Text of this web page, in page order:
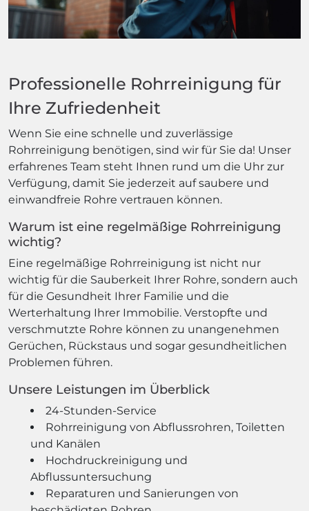
Professionelle Rohrreinigung für
Ihre Zufriedenheit
Wenn Sie eine schnelle und zuverlässige
Rohrreinigung benötigen, sind wir für Sie da! Unser
erfahrenes Team steht Ihnen rund um die Uhr zur
Verfügung, damit Sie jederzeit auf saubere und
einwandfreie Rohre vertrauen können.
Warum ist eine regelmäßige Rohrreinigung
wichtig?
Eine regelmäßige Rohrreinigung ist nicht nur
wichtig für die Sauberkeit Ihrer Rohre, sondern auch
für die Gesundheit Ihrer Familie und die
Werterhaltung Ihrer Immobilie. Verstopfte und
verschmutzte Rohre können zu unangenehmen
Gerüchen, Rückstaus und sogar gesundheitlichen
Problemen führen.
Unsere Leistungen im Überblick
24-Stunden-Service
Rohrreinigung von Abflussrohren, Toiletten
und Kanälen
Hochdruckreinigung und
Abflussuntersuchung
Reparaturen und Sanierungen von